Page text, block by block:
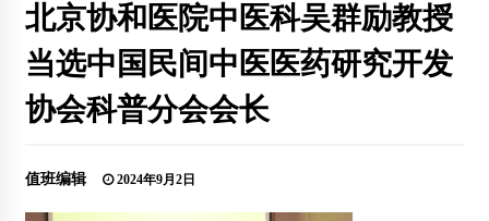
北京协和医院中医科吴群励教授
当选中国⺠间中医医药研究开发
协会科普分会会长
值班编辑 2024年9月2日